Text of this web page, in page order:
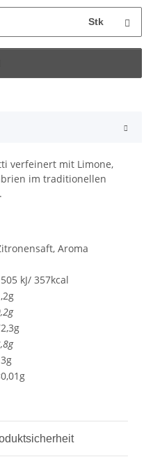
Stk
verfeinert mit Limone,
im traditionellen
Aroma
kJ/ 357kcal